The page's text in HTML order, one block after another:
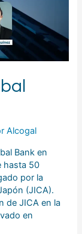
Alcogal
Bank en
hasta 50
por la
(JICA).
de JICA en la
en